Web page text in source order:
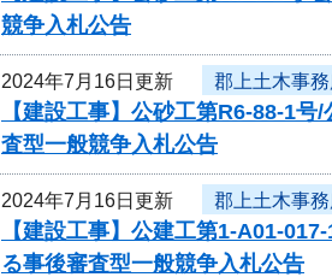
競争入札公告
2024年7月16日更新 郡上土木事
【建設工事】公砂工第R6-88-1
査型一般競争入札公告
2024年7月16日更新 郡上土木事
【建設工事】公建工第1-A01-
る事後審査型一般競争入札公告